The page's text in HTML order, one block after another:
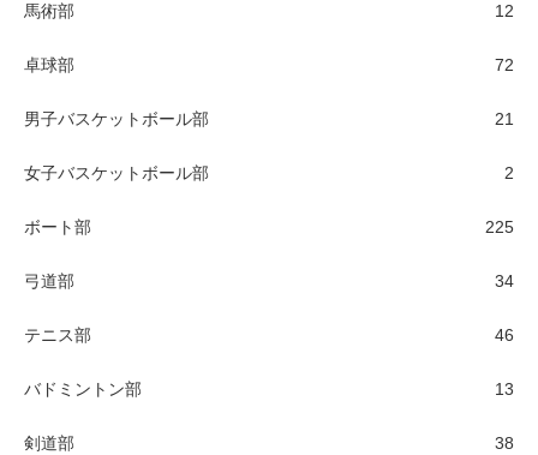
馬術部 12
卓球部 72
男子バスケットボール部 21
女子バスケットボール部 2
ボート部 225
弓道部 34
テニス部 46
バドミントン部 13
剣道部 38